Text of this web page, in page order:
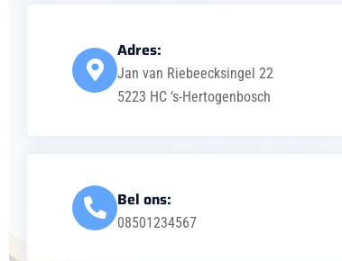
Adres:
Jan van Riebeecksingel 22
5223 HC ‘s-Hertogenbosch
Bel ons:
08501234567